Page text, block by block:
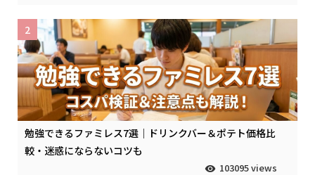
勉強できるファミレス7選｜ドリンクバー＆ポテト価格比
較・迷惑にならないコツも
103095 views
2